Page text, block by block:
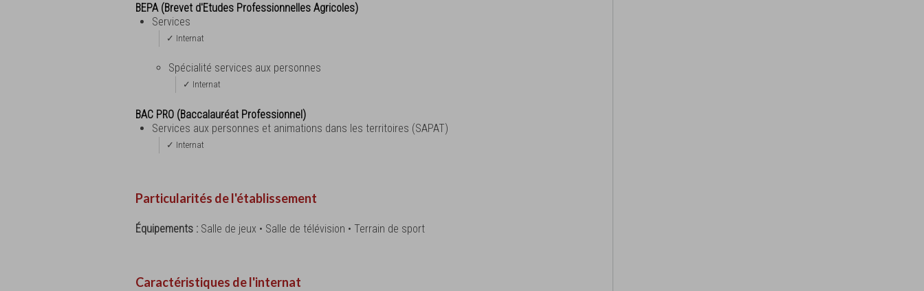
BEPA (Brevet d'Etudes Professionnelles Agricoles)
Services
✓ Internat
Spécialité services aux personnes
✓ Internat
BAC PRO (Baccalauréat Professionnel)
Services aux personnes et animations dans les territoires (SAPAT)
✓ Internat
Particularités de l'établissement
Équipements : Salle de jeux • Salle de télévision • Terrain de sport
Caractéristiques de l'internat